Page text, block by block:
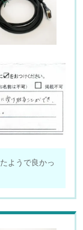
ようで良かっ